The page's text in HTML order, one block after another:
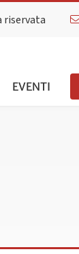
riservata
EVENTI